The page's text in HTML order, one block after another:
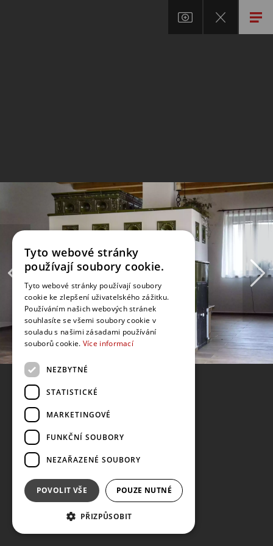
Tyto webové stránky
používají soubory cookie.
Tyto webové stránky používají soubory
cookie ke zlepšení uživatelského zážitku.
Používáním našich webových stránek
souhlasíte se všemi soubory cookie v
souladu s našimi zásadami používání
souborů cookie. Více informací
NEZBYTNÉ
STATISTICKÉ
MARKETINGOVÉ
FUNKČNÍ SOUBORY
NEZAŘAZENÉ SOUBORY
POVOLIT VŠE POUZE NUTNÉ
PŘIZPŮSOBIT